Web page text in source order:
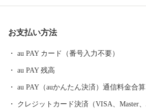
こで焼かれた「くらわんか碗」が全国に出
彩るおしゃれで機能的な日用和食器の一大
も高いシェアを誇っています。（すでに皆
見で作られたやきものがあるかも！？）窯
お支払い方法
au PAY カード（番号入力不要）
au PAY 残高
au PAY（auかんたん決済）通信料金合算
クレジットカード決済（VISA、Master、